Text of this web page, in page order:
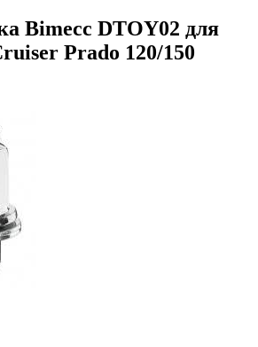
Bimecc DTOY02 для
Prado 120/150